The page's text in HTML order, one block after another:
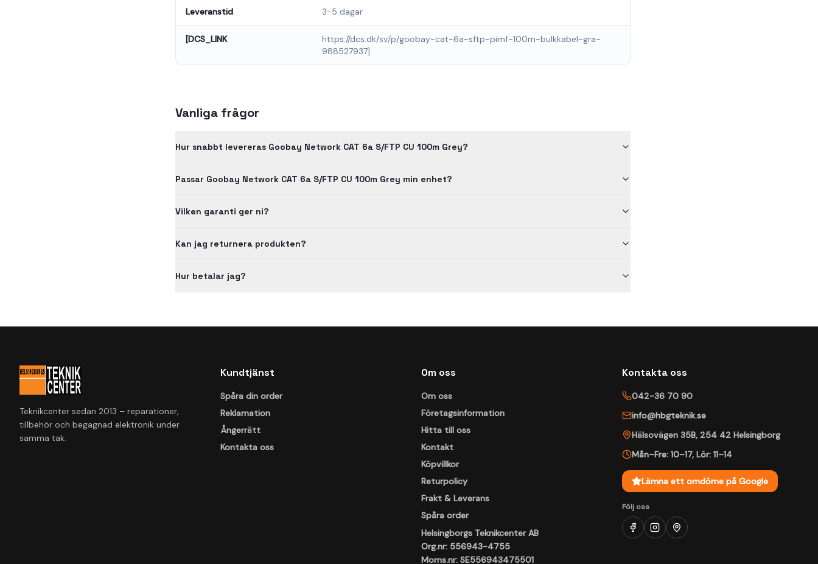
Leveranstid 3-5 dagar
[DCS_LINK
https://dcs.dk/sv/p/goobay-cat-6a-sftp-pimf-100m-bulkkabel-gra-
988527937]
Vanliga frågor
Hur snabbt levereras Goobay Network CAT 6a S/FTP CU 100m Grey?
Passar Goobay Network CAT 6a S/FTP CU 100m Grey min enhet?
Vilken garanti ger ni?
Kan jag returnera produkten?
Hur betalar jag?
Teknikcenter sedan 2013 – reparationer,
tillbehör och begagnad elektronik under
samma tak.
Kundtjänst
Spåra din order
Reklamation
Ångerrätt
Kontakta oss
Om oss
Om oss
Företagsinformation
Hitta till oss
Kontakt
Köpvillkor
Returpolicy
Frakt & Leverans
Spåra order
Helsingborgs Teknikcenter AB
Org.nr: 556943-4755
Moms.nr: SE556943475501
Kontakta oss
042-36 70 90
info@hbgteknik.se
Hälsovägen 35B, 254 42 Helsingborg
Mån–Fre: 10–17, Lör: 11–14
Lämna ett omdöme på Google
Följ oss